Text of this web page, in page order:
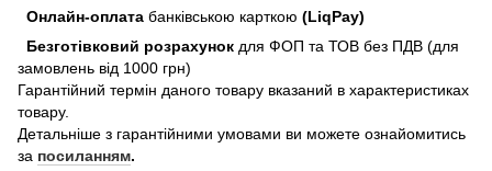
Онлайн-оплата банківською карткою (LiqPay)
Безготівковий розрахунок для ФОП та ТОВ без ПДВ (для
замовлень від 1000 грн)
Гарантійний термін даного товару вказаний в характеристиках
товару.
Детальніше з гарантійними умовами ви можете ознайомитись
за посиланням.